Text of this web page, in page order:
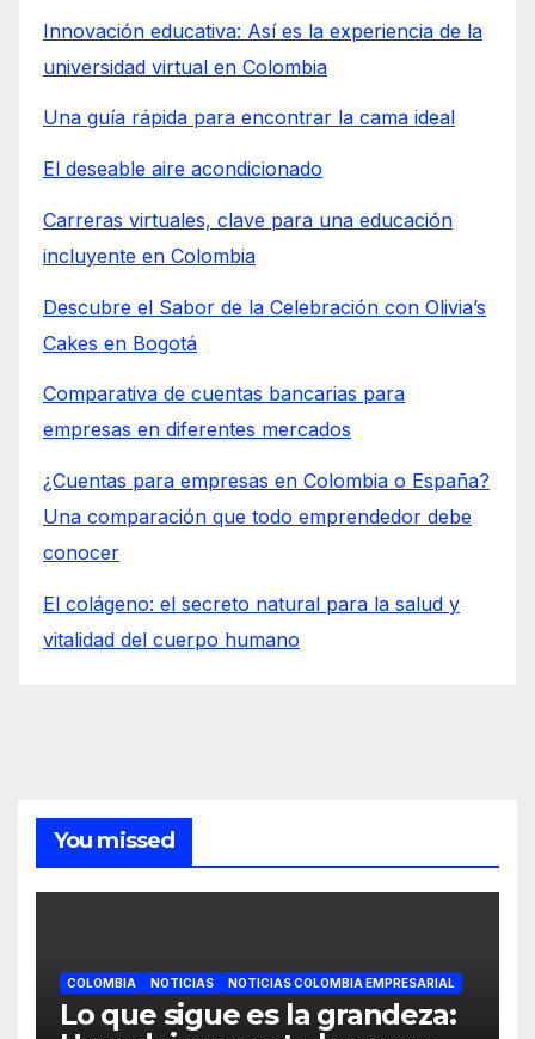
Innovación educativa: Así es la experiencia de la
universidad virtual en Colombia
Una guía rápida para encontrar la cama ideal
El deseable aire acondicionado
Carreras virtuales, clave para una educación
incluyente en Colombia
Descubre el Sabor de la Celebración con Olivia’s
Cakes en Bogotá
Comparativa de cuentas bancarias para
empresas en diferentes mercados
¿Cuentas para empresas en Colombia o España?
Una comparación que todo emprendedor debe
conocer
El colágeno: el secreto natural para la salud y
vitalidad del cuerpo humano
You missed
COLOMBIA NOTICIAS NOTICIAS COLOMBIA EMPRESARIAL
Lo que sigue es la grandeza: